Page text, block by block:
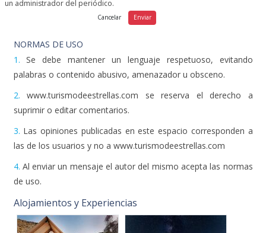
las de los usuarios y no a www.turismodeestrellas.com
de uso.
Alojamientos y Experiencias
WeCamp Cabo de Gata El Mirlo Blanco